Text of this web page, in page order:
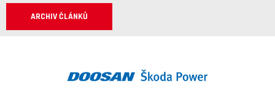
ARCHIV ČLÁNKŮ